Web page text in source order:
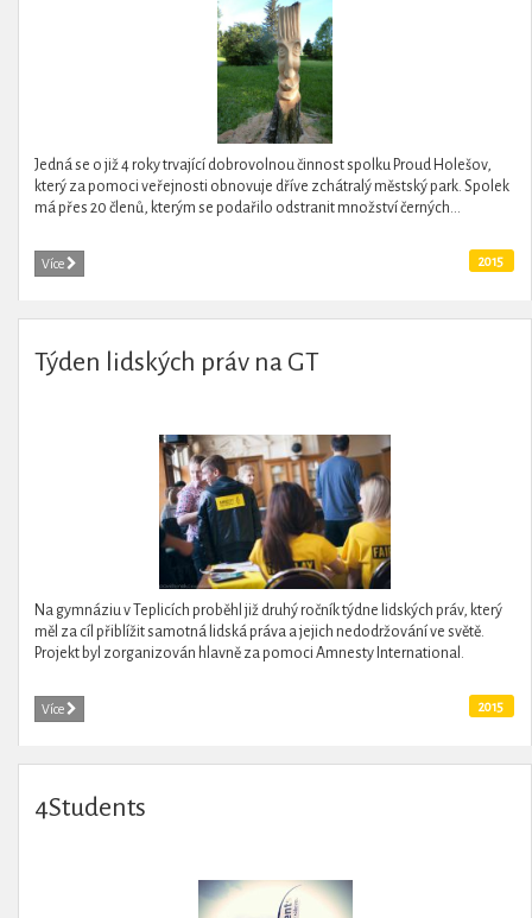
Jedná se o již 4 roky trvající dobrovolnou činnost spolku Proud Holešov,
který za pomoci veřejnosti obnovuje dříve zchátralý městský park. Spolek
má přes 20 členů, kterým se podařilo odstranit množství černých...
Více 2015
Týden lidských práv na GT
Na gymnáziu v Teplicích proběhl již druhý ročník týdne lidských práv, který
měl za cíl přiblížit samotná lidská práva a jejich nedodržování ve světě.
Projekt byl zorganizován hlavně za pomoci Amnesty International.
Více 2015
4Students